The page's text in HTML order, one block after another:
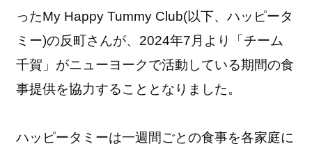
ったMy Happy Tummy Club(以下、ハッピータ
ミー)の反町さんが、2024年7月より「チーム
千賀」がニューヨークで活動している期間の食
事提供を協力することとなりました。
ハッピータミーは一週間ごとの食事を各家庭に